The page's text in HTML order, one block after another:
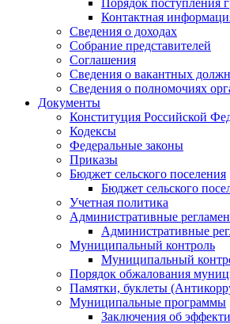
Порядок поступления
Контактная
Сведения о доходах
Собрание представителей
Соглашения
Сведения о вакантных
Сведения о полномочиях
Документы
Конституция Российской
Кодексы
Федеральные законы
Приказы
Бюджет сельского поселения
Бюджет сельского
Учетная политика
Административные
Административные
Муниципальный контроль
Муниципальный
Порядок обжалования
Памятки, буклеты
Муниципальные программы
Заключения об